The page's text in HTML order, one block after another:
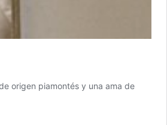
origen piamontés y una ama de